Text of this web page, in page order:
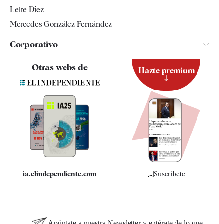
Leire Díez
Mercedes González Fernández
Corporativo
Quiénes somos
Especificaciones
Otras webs de
ia.elindependiente.com
Hazte premium
Suscríbete